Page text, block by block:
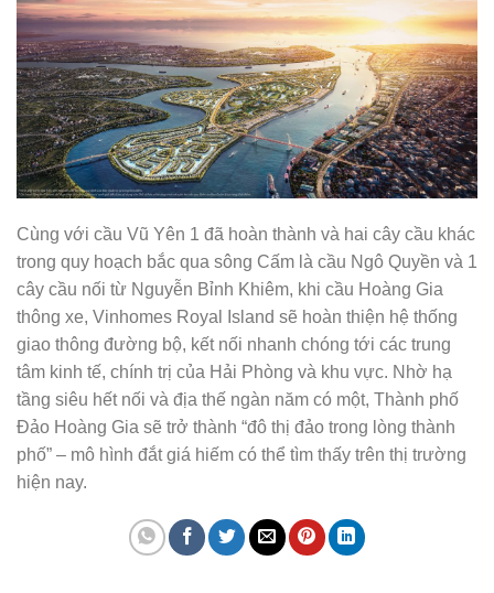
Cùng với cầu Vũ Yên 1 đã hoàn thành và hai cây cầu khác
trong quy hoạch bắc qua sông Cấm là cầu Ngô Quyền và 1
cây cầu nối từ Nguyễn Bỉnh Khiêm, khi cầu Hoàng Gia
thông xe, Vinhomes Royal Island sẽ hoàn thiện hệ thống
giao thông đường bộ, kết nối nhanh chóng tới các trung
tâm kinh tế, chính trị của Hải Phòng và khu vực. Nhờ hạ
tầng siêu hết nối và địa thế ngàn năm có một, Thành phố
Đảo Hoàng Gia sẽ trở thành “đô thị đảo trong lòng thành
phố” – mô hình đắt giá hiếm có thể tìm thấy trên thị trường
hiện nay.